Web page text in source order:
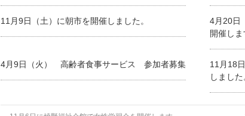
11月9日（土）に朝市を開催しました。
4月20日
開催しま
4月9日（火） 高齢者食事サービス 参加者募集
11月18
しました